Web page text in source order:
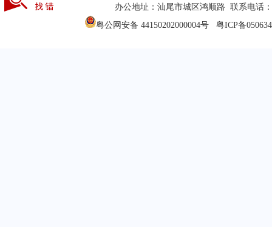
办公地址：汕尾市城区鸿顺路 联系电话
粤公网安备 44150202000004号
粤ICP备